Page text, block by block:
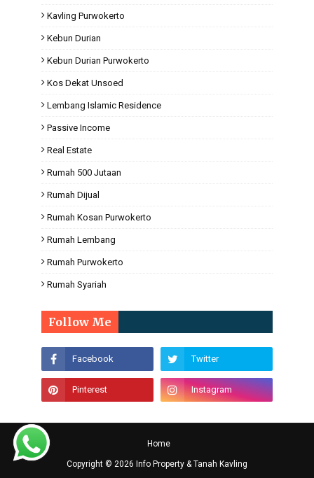
Kavling Purwokerto
Kebun Durian
Kebun Durian Purwokerto
Kos Dekat Unsoed
Lembang Islamic Residence
Passive Income
Real Estate
Rumah 500 Jutaan
Rumah Dijual
Rumah Kosan Purwokerto
Rumah Lembang
Rumah Purwokerto
Rumah Syariah
Follow Me
Home
Copyright © 2026 Info Property & Tanah Kavling